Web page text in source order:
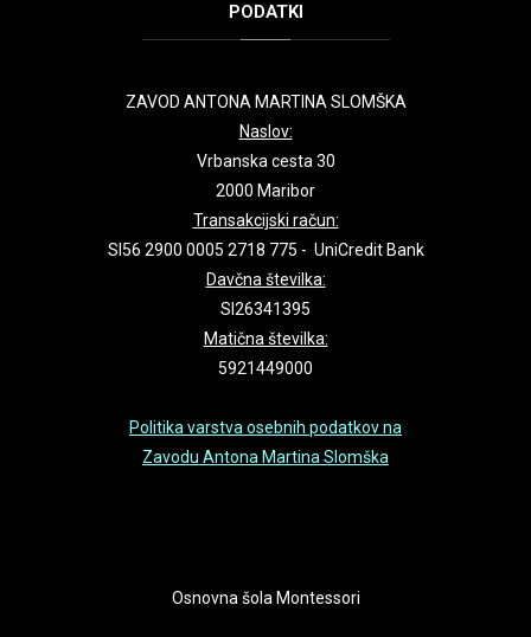
PODATKI
ZAVOD ANTONA MARTINA SLOMŠKA
Naslov:
Vrbanska cesta 30
2000 Maribor
Transakcijski račun:
SI56 2900 0005 2718 775 - UniCredit Bank
Davčna številka:
SI26341395
Matična številka:
5921449000
Politika varstva osebnih podatkov na
Zavodu Antona Martina Slomška
Osnovna šola Montessori